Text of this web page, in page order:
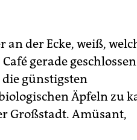
an der Ecke, weiß,
gerade
die günstigsten
Äpfeln zu
Großstadt. Amüsant,